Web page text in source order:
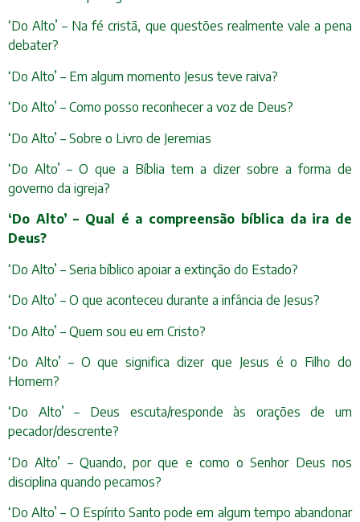
‘Do Alto’ – Na fé cristã, que questões realmente vale a pena
debater?
‘Do Alto’ – Em algum momento Jesus teve raiva?
‘Do Alto’ – Como posso reconhecer a voz de Deus?
‘Do Alto’ – Sobre o Livro de Jeremias
‘Do Alto’ – O que a Bíblia tem a dizer sobre a forma de
governo da igreja?
‘Do Alto’ – Qual é a compreensão bíblica da ira de
Deus?
‘Do Alto’ – Seria bíblico apoiar a extinção do Estado?
‘Do Alto’ – O que aconteceu durante a infância de Jesus?
‘Do Alto’ – Quem sou eu em Cristo?
‘Do Alto’ – O que significa dizer que Jesus é o Filho do
Homem?
‘Do Alto’ – Deus escuta/responde às orações de um
pecador/descrente?
‘Do Alto’ – Quando, por que e como o Senhor Deus nos
disciplina quando pecamos?
‘Do Alto’ – O Espírito Santo pode em algum tempo abandonar